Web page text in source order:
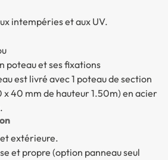
intempéries et aux UV.
poteau et ses fixations
est livré avec 1 poteau de section
40 mm de hauteur 1.50m) en acier
extérieure.
et propre (option panneau seul